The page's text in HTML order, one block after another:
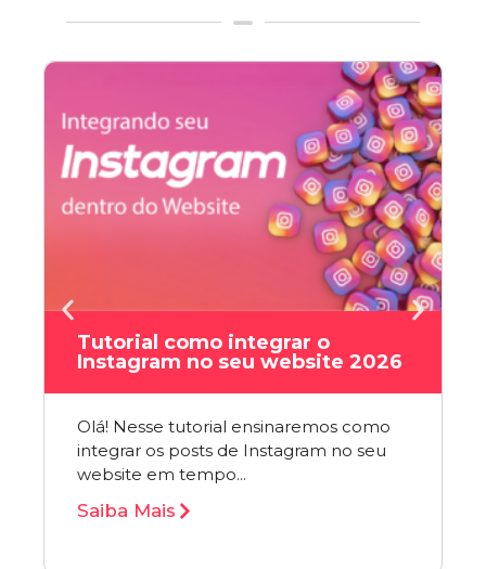
Tutorial como integrar o
Instagram no seu website 2026
Olá! Nesse tutorial ensinaremos como
integrar os posts de Instagram no seu
website em tempo...
Saiba Mais